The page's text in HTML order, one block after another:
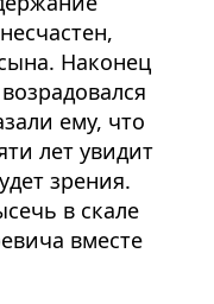
Наконец
ему, что
лет увидит
зрения.
в скале
вместе